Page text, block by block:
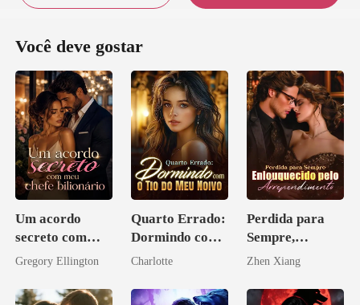
Você deve gostar
Um acordo
secreto com
meu chefe
Gregory Ellington
Quarto Errado:
Dormindo com
o Tio do Meu
Charlotte
Perdida para
Sempre,
Enlouquecido
Arrependiment
Zhen Xiang